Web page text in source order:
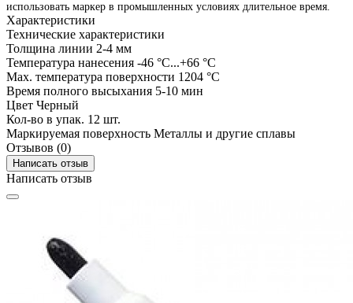
использовать маркер в промышленных условиях длительное время.
Характеристики
Технические характеристики
Толщина линии 2-4 мм
Температура нанесения -46 °C...+66 °C
Max. температура поверхности 1204 °C
Время полного высыхания 5-10 мин
Цвет Черный
Кол-во в упак. 12 шт.
Маркируемая поверхность Металлы и другие сплавы
Отзывов (0)
Написать отзыв
Написать отзыв